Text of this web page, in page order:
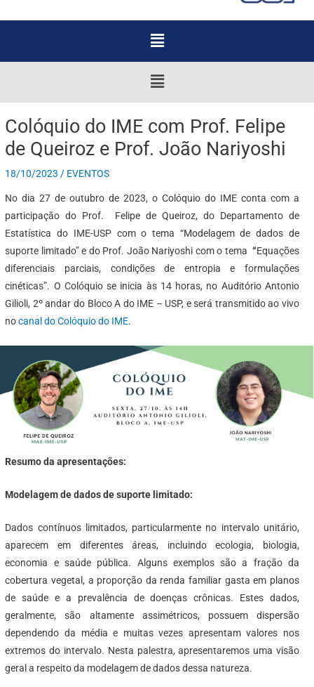
Menu
Menu
Colóquio do IME com Prof. Felipe
de Queiroz e Prof. João Nariyoshi
18/10/2023 / EVENTOS
No dia 27 de outubro de 2023, o Colóquio do IME conta com a
participação do Prof. Felipe de Queiroz, do Departamento de
Estatística do IME-USP com o tema “Modelagem de dados de
suporte limitado” e do Prof. João Nariyoshi com o tema “Equações
diferenciais parciais, condições de entropia e formulações
cinéticas”. O Colóquio se inicia às 14 horas, no Auditório Antonio
Gilioli, 2º andar do Bloco A do IME – USP, e será transmitido ao vivo
nocanal do Colóquio do IME.
Resumo da apresentações:
Modelagem de dados de suporte limitado:
Dados contínuos limitados, particularmente no intervalo unitário,
aparecem em diferentes áreas, incluindo ecologia, biologia,
economia e saúde pública. Alguns exemplos são a fração da
cobertura vegetal, a proporção da renda familiar gasta em planos
de saúde e a prevalência de doenças crônicas. Estes dados,
geralmente, são altamente assimétricos, possuem dispersão
dependendo da média e muitas vezes apresentam valores nos
extremos do intervalo. Nesta palestra, apresentaremos uma visão
geral a respeito da modelagem de dados dessa natureza.